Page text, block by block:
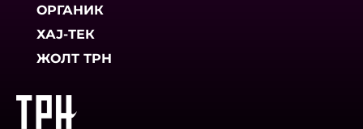
ОРГАНИК
ХАЈ-ТЕК
ЖОЛТ ТРН